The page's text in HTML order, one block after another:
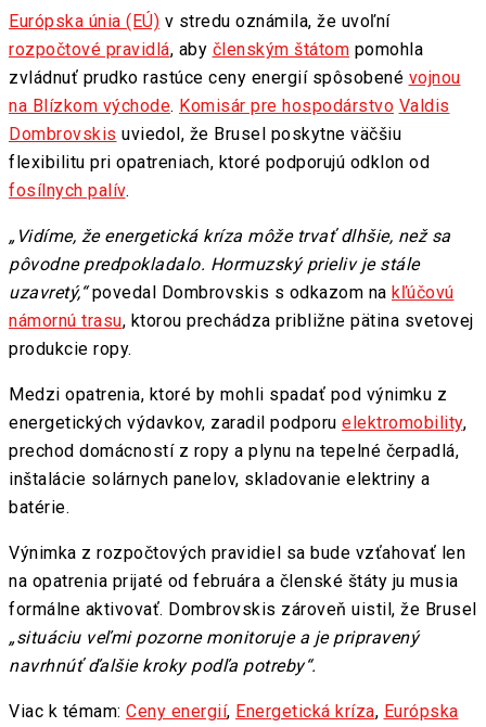
Európska únia (EÚ) v stredu oznámila, že uvoľní
rozpočtové pravidlá, aby členským štátom pomohla
zvládnuť prudko rastúce ceny energií spôsobené vojnou
na Blízkom východe. Komisár pre hospodárstvo Valdis
Dombrovskis uviedol, že Brusel poskytne väčšiu
flexibilitu pri opatreniach, ktoré podporujú odklon od
fosílnych palív.
„Vidíme, že energetická kríza môže trvať dlhšie, než sa
pôvodne predpokladalo. Hormuzský prieliv je stále
uzavretý,“povedal Dombrovskis s odkazom na kľúčovú
námornú trasu, ktorou prechádza približne pätina svetovej
produkcie ropy.
Medzi opatrenia, ktoré by mohli spadať pod výnimku z
energetických výdavkov, zaradil podporu elektromobility,
prechod domácností z ropy a plynu na tepelné čerpadlá,
inštalácie solárnych panelov, skladovanie elektriny a
batérie.
Výnimka z rozpočtových pravidiel sa bude vzťahovať len
na opatrenia prijaté od februára a členské štáty ju musia
formálne aktivovať. Dombrovskis zároveň uistil, že Brusel
„situáciu veľmi pozorne monitoruje a je pripravený
navrhnúť ďalšie kroky podľa potreby“.
Viac k témam: Ceny energií, Energetická kríza, Európska